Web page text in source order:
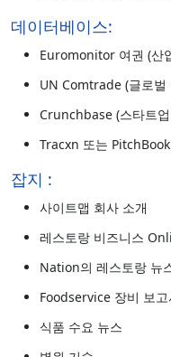
데이터베이스:
Euromonitor 여권 (산
UN Comtrade (글로벌
Crunchbase (스타트
Tracxn 또는
잡지 :
사이트맵 회사 소개
레스토랑 비즈니스
Nation의 레스토랑 뉴
Foodservice 장비 보고
식품 수요 뉴스